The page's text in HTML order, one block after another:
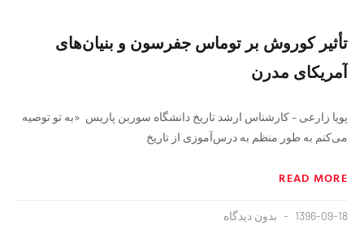
تأثیر کوروش بر توماس جفرسون و بنیان‌های
آمریکای مدرن
پویا زارعی – کار‌شناس ارشد تاریخ دانشگاه سوربن پاریس «به تو توصیه
می‌کنم به طور منظم به درس‌آموزی از تاریخ
READ MORE
1396-09-18 بدون دیدگاه